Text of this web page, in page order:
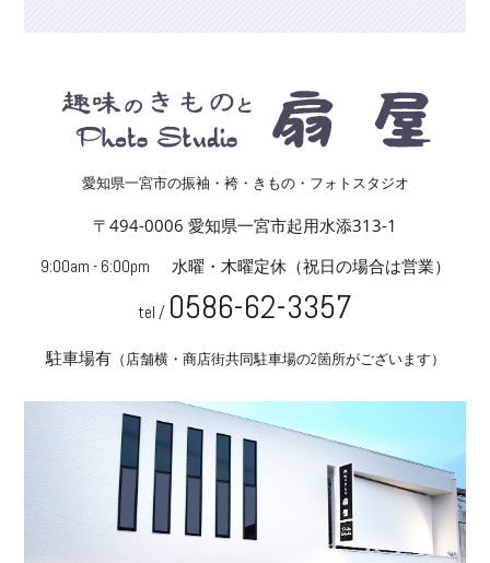
愛知県一宮市の振袖・袴・きもの・フォトスタジオ
〒494-0006 愛知県一宮市起用水添313-1
9:00am - 6:00pm 水曜・木曜定休（祝日の場合は営業）
tel / 0586-62-3357
駐車場有（店舗横・商店街共同駐車場の2箇所がございます）